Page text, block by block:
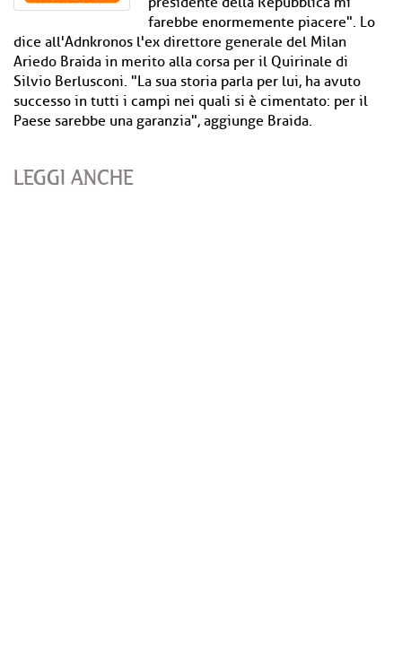
farebbe enormemente piacere". Lo
dice all'Adnkronos l'ex direttore generale del Milan
Ariedo Braida in merito alla corsa per il Quirinale di
Silvio Berlusconi. "La sua storia parla per lui, ha avuto
successo in tutti i campi nei quali si è cimentato: per il
Paese sarebbe una garanzia", aggiunge Braida.
LEGGI ANCHE